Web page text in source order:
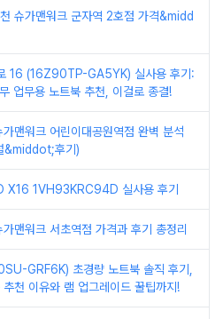
슈가맨워크 군자역 2호점 가격&midd
16 (16Z90TP-GA5YK) 실사용 후기:
업무용 노트북 추천, 이걸로 종결!
맨워크 어린이대공원역점 완벽 분석
&middot;후기)
X16 1VH93KRC94D 실사용 후기
맨워크 서초역점 가격과 후기 총정리
GRF6K) 초경량 노트북 솔직 후기,
천 이유와 램 업그레이드 꿀팁까지!